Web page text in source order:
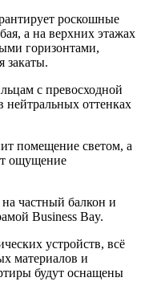
роскошные
а на верхних этажах
горизонтами,
закаты.
с превосходной
оттенках
помещение светом, а
ощущение
частный балкон и
Business Bay.
устройств, всё
материалов и
будут оснащены